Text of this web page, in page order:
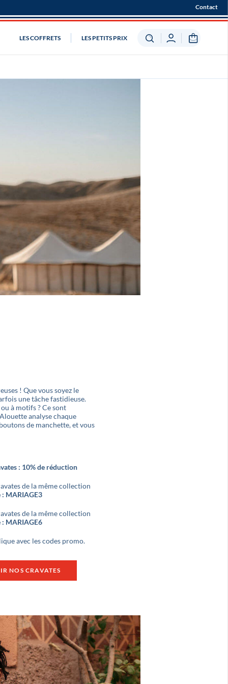
Contact
LES COFFRETS LES PETITS PRIX
! Que vous soyez le
une tâche fastidieuse.
à motifs ? Ce sont
analyse chaque
de manchette, et vous
: 10% de réduction
de la même collection
: MARIAGE3
de la même collection
: MARIAGE6
avec les codes promo.
NOS CRAVATES